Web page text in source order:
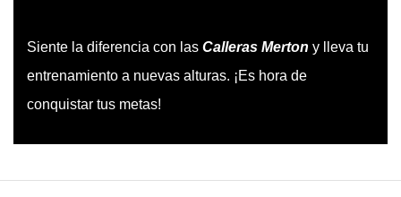
Siente la diferencia con las Calleras Merton y lleva tu
entrenamiento a nuevas alturas. ¡Es hora de
conquistar tus metas!